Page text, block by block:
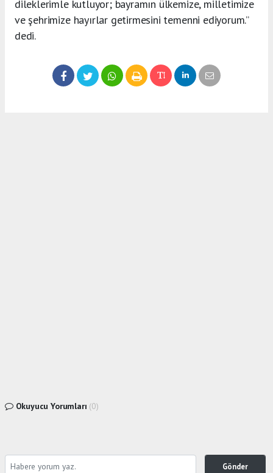
dileklerimle kutluyor; bayramın ülkemize, milletimize
ve şehrimize hayırlar getirmesini temenni ediyorum.”
dedi.
Okuyucu Yorumları (0)
Gönder